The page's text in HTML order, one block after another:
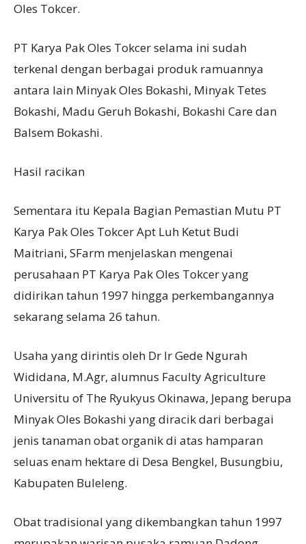
Oles Tokcer.
PT Karya Pak Oles Tokcer selama ini sudah
terkenal dengan berbagai produk ramuannya
antara lain Minyak Oles Bokashi, Minyak Tetes
Bokashi, Madu Geruh Bokashi, Bokashi Care dan
Balsem Bokashi.
Hasil racikan
Sementara itu Kepala Bagian Pemastian Mutu PT
Karya Pak Oles Tokcer Apt Luh Ketut Budi
Maitriani, SFarm menjelaskan mengenai
perusahaan PT Karya Pak Oles Tokcer yang
didirikan tahun 1997 hingga perkembangannya
sekarang selama 26 tahun.
Usaha yang dirintis oleh Dr Ir Gede Ngurah
Wididana, M.Agr, alumnus Faculty Agriculture
Universitu of The Ryukyus Okinawa, Jepang berupa
Minyak Oles Bokashi yang diracik dari berbagai
jenis tanaman obat organik di atas hamparan
seluas enam hektare di Desa Bengkel, Busungbiu,
Kabupaten Buleleng.
Obat tradisional yang dikembangkan tahun 1997